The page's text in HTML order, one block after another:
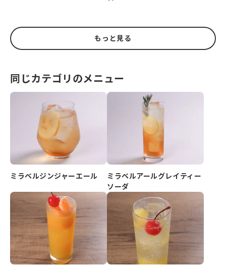
もっと見る
同じカテゴリのメニュー
ミラベルジンジャーエール
ミラベルアールグレイティー
ソーダ